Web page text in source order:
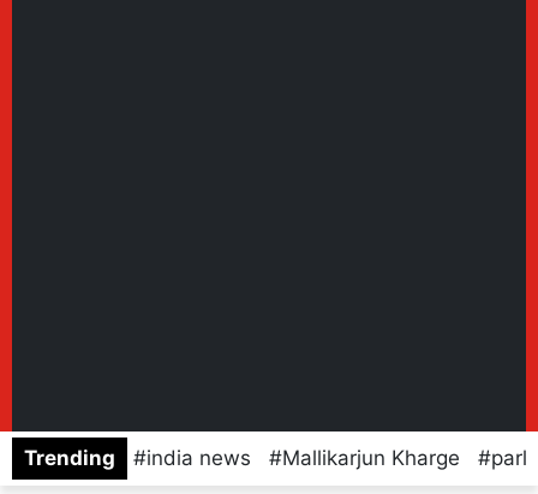
Trending india news Mallikarjun Kharge